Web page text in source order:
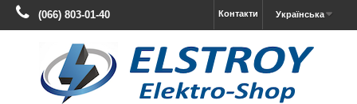
Українська
Контакти
(066) 803-01-40